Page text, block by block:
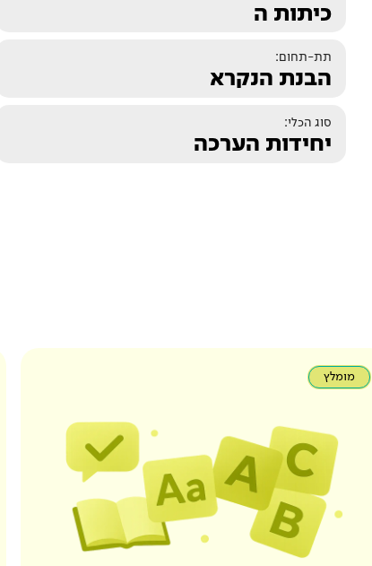
כיתות ה
תת-תחום:
הבנת הנקרא
סוג הכלי:
יחידות הערכה
מומלץ